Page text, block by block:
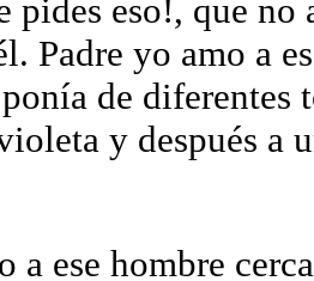
pides eso!, que no
Padre yo amo a
de diferentes
y después a
a ese hombre